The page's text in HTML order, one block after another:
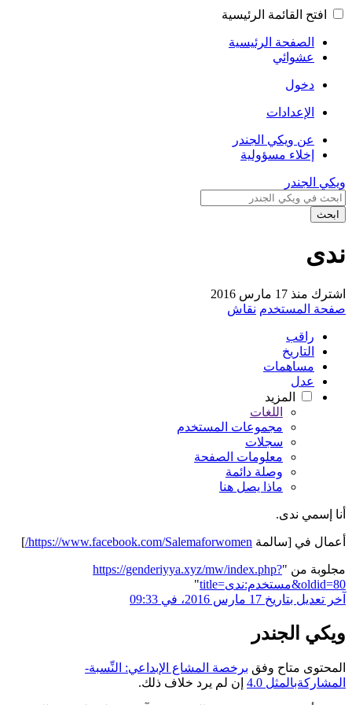
افتح القائمة الرئيسية
الصفحة الرئيسية
عشوائي
دخول
الإعدادات
عن ويكي الجندر
إخلاء مسؤولية
ويكي الجندر
ابحث
ندى
اشترك منذ 17 مارس 2016
صفحة المستخدم نقاش
راقب
التاريخ
مساهمات
عدل
المزيد
اللغات
مجموعات المستخدم
سجلات
معلومات الصفحة
وصلة دائمة
ماذا يصل هنا
أنا إسمي ندى.
أعمال في [سالمة https://www.facebook.com/Salemaforwomen/
]
مجلوبة من "https://genderiyya.xyz/mw/index.php?
title=مستخدم:ندى&oldid=80
"
آخر تعديل بتاريخ 17 مارس 2016، في 09:33
ويكي الجندر
المحتوى متاح وفق برخصة المشاع الإبداعي: النِّسبة-
المشاركةبالمثل 4.0
إن لم يرد خلاف ذلك.